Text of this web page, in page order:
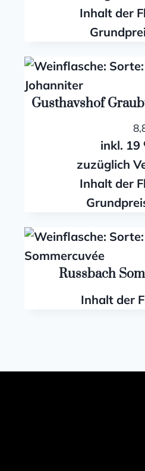
Inhalt der
Gusthavshof
inkl. 19
zuzüglich
Inhalt der
Russbach
Inhalt der